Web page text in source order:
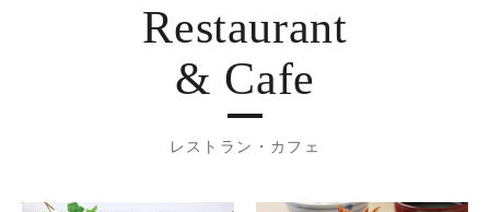
Restaurant
& Cafe
レストラン・カフェ